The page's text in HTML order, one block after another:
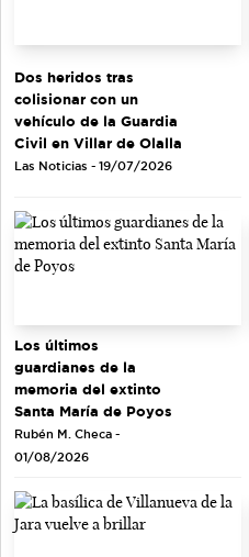
Dos heridos tras
colisionar con un
vehículo de la Guardia
Civil en Villar de Olalla
Las Noticias - 19/07/2026
Los últimos
guardianes de la
memoria del extinto
Santa María de Poyos
Rubén M. Checa -
01/08/2026